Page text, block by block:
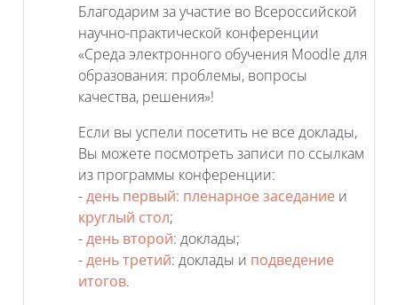
Благодарим за участие во Всероссийской
научно-практической конференции
«Среда электронного обучения Moodle для
образования: проблемы, вопросы
качества, решения»!
Если вы успели посетить не все доклады,
Вы можете посмотретьзаписи по ссылкам
из программы конференции:
-день первый: пленарное заседание и
круглый стол;
-день второй: доклады;
-день третий: доклады и подведение
итогов.